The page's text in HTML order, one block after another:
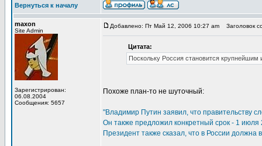
Вернуться к началу
maxon
Site Admin
Зарегистрирован:
06.08.2004
Сообщения: 5657
Добавлено: Пт Май 12, 2006 10:27 am Заголовок
Цитата:
Поскольку Россия становится
Похоже план-то не шуточный:
"Владимир Путин заявил, что правительству
Он также предложил конкретный срок - 1 июля
Президент также сказал, что в России должна